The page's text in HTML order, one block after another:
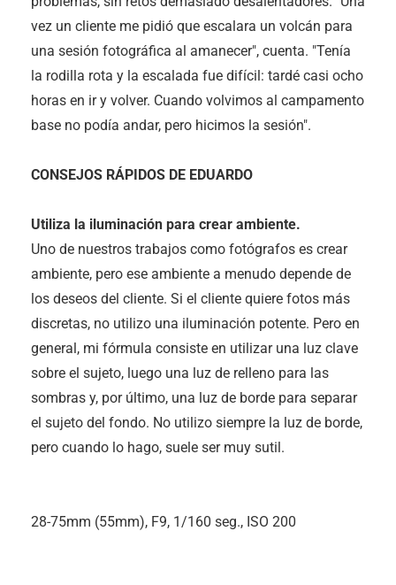
vez un cliente me pidió que escalara un volcán para
una sesión fotográfica al amanecer", cuenta. "Tenía
la rodilla rota y la escalada fue difícil: tardé casi ocho
horas en ir y volver. Cuando volvimos al campamento
base no podía andar, pero hicimos la sesión".
CONSEJOS RÁPIDOS DE EDUARDO
Utiliza la iluminación para crear ambiente.
Uno de nuestros trabajos como fotógrafos es crear
ambiente, pero ese ambiente a menudo depende de
los deseos del cliente. Si el cliente quiere fotos más
discretas, no utilizo una iluminación potente. Pero en
general, mi fórmula consiste en utilizar una luz clave
sobre el sujeto, luego una luz de relleno para las
sombras y, por último, una luz de borde para separar
el sujeto del fondo. No utilizo siempre la luz de borde,
pero cuando lo hago, suele ser muy sutil.
28-75mm (55mm), F9, 1/160 seg., ISO 200